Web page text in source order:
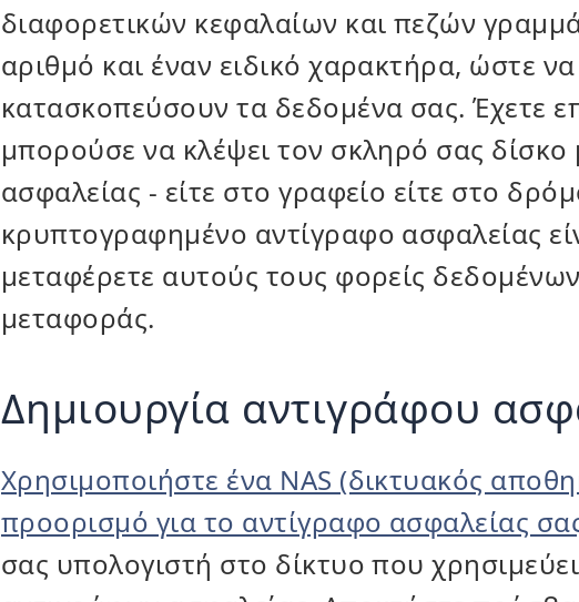
διαφορετικών κεφαλαίων και πεζών
αριθμό και έναν ειδικό χαρακτήρα, ώστε
κατασκοπεύσουν τα δεδομένα σας. Έχετε
μπορούσε να κλέψει τον σκληρό σας δίσκο
ασφαλείας - είτε στο γραφείο είτε στο
κρυπτογραφημένο αντίγραφο ασφαλείας
μεταφέρετε αυτούς τους φορείς
μεταφοράς.
Δημιουργία αντιγράφου
Χρησιμοποιήστε ένα NAS (δικτυακός
προορισμό για το αντίγραφο ασφαλείας
σας υπολογιστή στο δίκτυο που